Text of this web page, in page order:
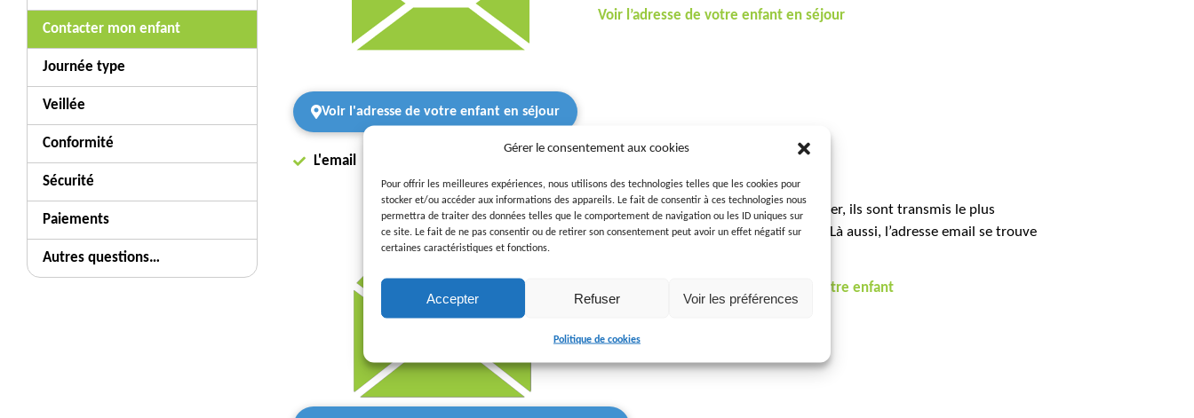
Gérer le consentement aux cookies
Pour offrir les meilleures expériences, nous utilisons des technologies telles que les cookies pour
stocker et/ou accéder aux informations des appareils. Le fait de consentir à ces technologies nous
permettra de traiter des données telles que le comportement de navigation ou les ID uniques sur
ce site. Le fait de ne pas consentir ou de retirer son consentement peut avoir un effet négatif sur
certaines caractéristiques et fonctions.
Accepter Refuser Voir les préférences
Politique de cookies
Contacter mon enfant
Journée type
Veillée
Conformité
Sécurité
Paiements
Autres questions…
Voir l’adresse de votre enfant en séjour
Voir l'adresse de votre enfant en séjour
L'email
Reçus dans nos bureaux de Montpellier, ils sont transmis le plus
régulièrement possible sur nos sites. Là aussi, l’adresse email se trouve
Voir l’email du centre ou séjourne votre enfant